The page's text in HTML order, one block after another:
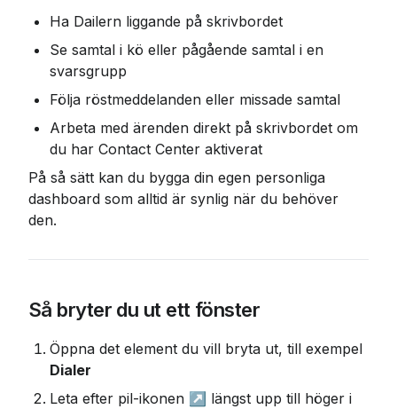
Ha Dailern liggande på skrivbordet
Se samtal i kö eller pågående samtal i en
svarsgrupp
Följa röstmeddelanden eller missade samtal
Arbeta med ärenden direkt på skrivbordet om
du har Contact Center aktiverat
På så sätt kan du bygga din egen personliga
dashboard som alltid är synlig när du behöver
den.
Så bryter du ut ett fönster
Öppna det element du vill bryta ut, till exempel
Dialer
Leta efter pil-ikonen ↗️ längst upp till höger i